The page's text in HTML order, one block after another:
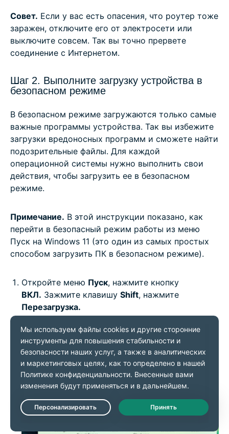
Совет. Если у вас есть опасения, что роутер тоже
заражен, отключите его от электросети или
выключите совсем. Так вы точно прервете
соединение с Интернетом.
Шаг 2. Выполните загрузку устройства в
безопасном режиме
В безопасном режиме загружаются только самые
важные программы устройства. Так вы избежите
загрузки вредоносных программ и сможете найти
подозрительные файлы. Для каждой
операционной системы нужно выполнить свои
действия, чтобы загрузить ее в безопасном
режиме.
Примечание. В этой инструкции показано, как
перейти в безопасный режим работы из меню
Пуск на Windows 11 (это один из самых простых
способом загрузить ПК в безопасном режиме).
Откройте меню Пуск, нажмите кнопку
ВКЛ. Зажмите клавишу Shift, нажмите
Перезагрузка.
Live Chat